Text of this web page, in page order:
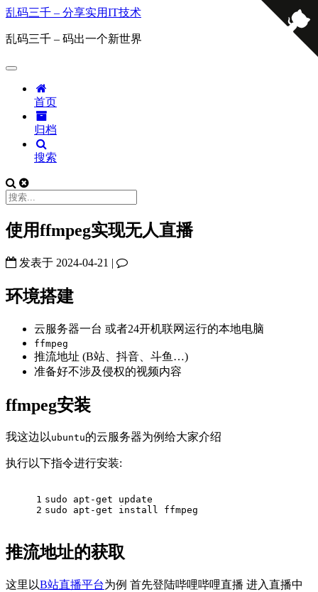
乱码三千 – 分享实用IT技术
乱码三千 – 码出一个新世界
首页
归档
搜索
使用ffmpeg实现无人直播
发表于 2024-04-21 |
环境搭建
云服务器一台 或者24开机联网运行的本地电脑
ffmpeg
推流地址 (B站、抖音、斗鱼…)
准备好不涉及侵权的视频内容
ffmpeg安装
我这边以ubuntu的云服务器为例给大家介绍
执行以下指令进行安装:
1
2
sudo apt-get update
sudo apt-get install ffmpeg
推流地址的获取
这里以B站直播平台为例 首先登陆哔哩哔哩直播 进入直播中